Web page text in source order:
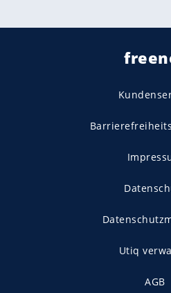
Utiq
AGB